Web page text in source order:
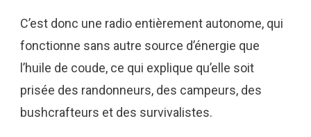
C’est donc une radio entièrement autonome, qui
fonctionne sans autre source d’énergie que
l’huile de coude, ce qui explique qu’elle soit
prisée des randonneurs, des campeurs, des
bushcrafteurs et des survivalistes.